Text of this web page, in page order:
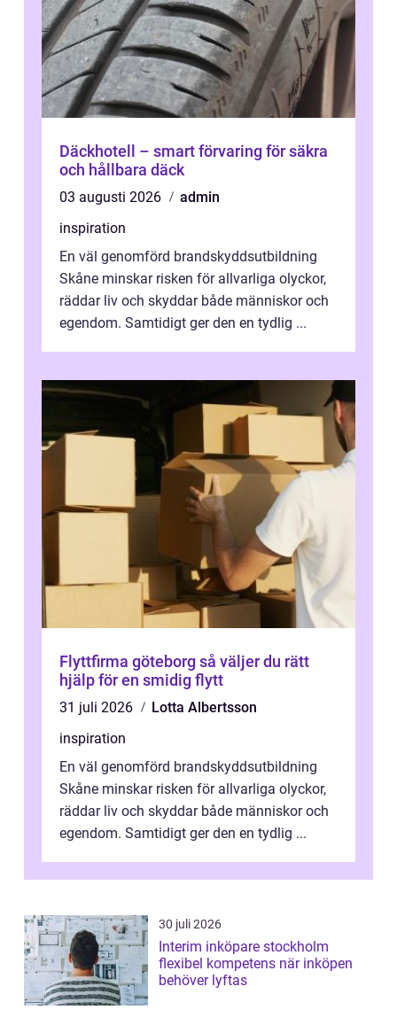
Däckhotell – smart förvaring för säkra
och hållbara däck
03 augusti 2026
admin
inspiration
En väl genomförd brandskyddsutbildning
Skåne minskar risken för allvarliga olyckor,
räddar liv och skyddar både människor och
egendom. Samtidigt ger den en tydlig ...
Flyttfirma göteborg så väljer du rätt
hjälp för en smidig flytt
31 juli 2026
Lotta Albertsson
inspiration
En väl genomförd brandskyddsutbildning
Skåne minskar risken för allvarliga olyckor,
räddar liv och skyddar både människor och
egendom. Samtidigt ger den en tydlig ...
30 juli 2026
Interim inköpare stockholm
flexibel kompetens när inköpen
behöver lyftas